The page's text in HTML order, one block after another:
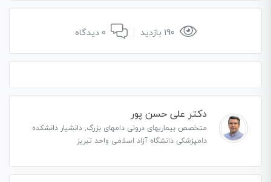
دکتر علی حسن پور
متخصص بیماریهای درونی دامهای بزرگ, دانشیار دانشکده
دامپزشکی دانشگاه آزاد اسلامی واحد تبریز